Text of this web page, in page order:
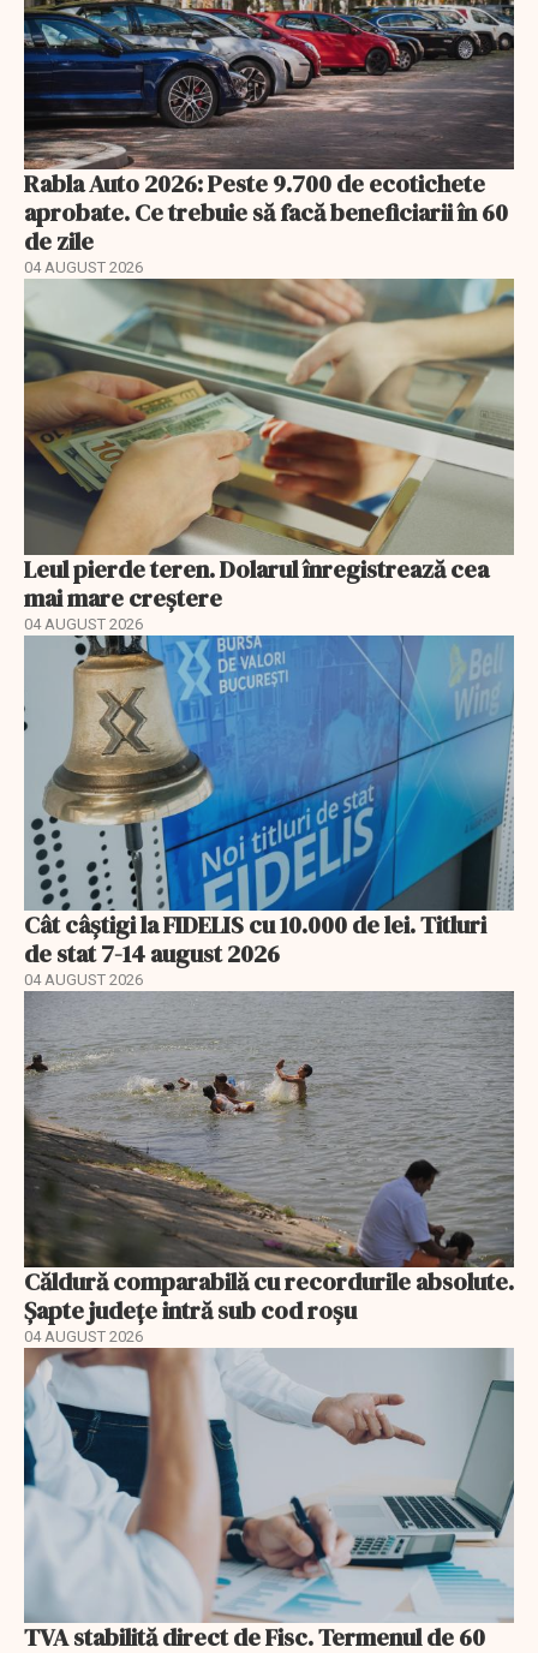
Rabla Auto 2026: Peste 9.700 de ecotichete
aprobate. Ce trebuie să facă beneficiarii în 60
de zile
04 AUGUST 2026
Leul pierde teren. Dolarul înregistrează cea
mai mare creștere
04 AUGUST 2026
Cât câștigi la FIDELIS cu 10.000 de lei. Titluri
de stat 7-14 august 2026
04 AUGUST 2026
Căldură comparabilă cu recordurile absolute.
Șapte județe intră sub cod roșu
04 AUGUST 2026
TVA stabilită direct de Fisc. Termenul de 60